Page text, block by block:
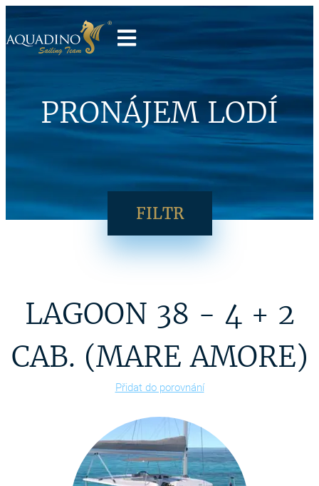
PRONÁJEM LODÍ
FILTR
LAGOON 38 - 4 + 2
CAB. (MARE AMORE)
Přidat do porovnání